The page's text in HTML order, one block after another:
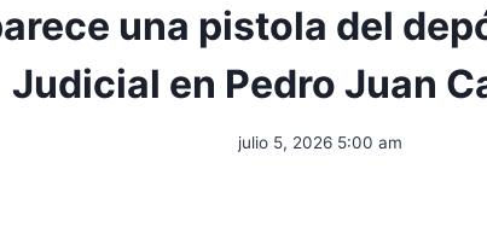
una pistola del
Judicial en Pedro Juan
julio 5, 2026 5:00 am